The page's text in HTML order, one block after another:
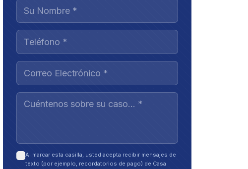
Al marcar esta casilla, usted acepta recibir mensajes de
texto (por ejemplo, recordatorios de pago) de Casa